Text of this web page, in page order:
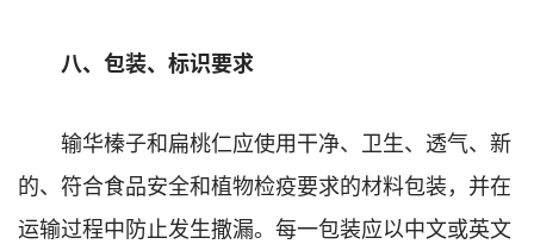
八、包装、标识要求
输华榛子和扁桃仁应使用干净、卫生、透气、新
的、符合食品安全和植物检疫要求的材料包装，并在
运输过程中防止发生撒漏。每一包装应以中文或英文